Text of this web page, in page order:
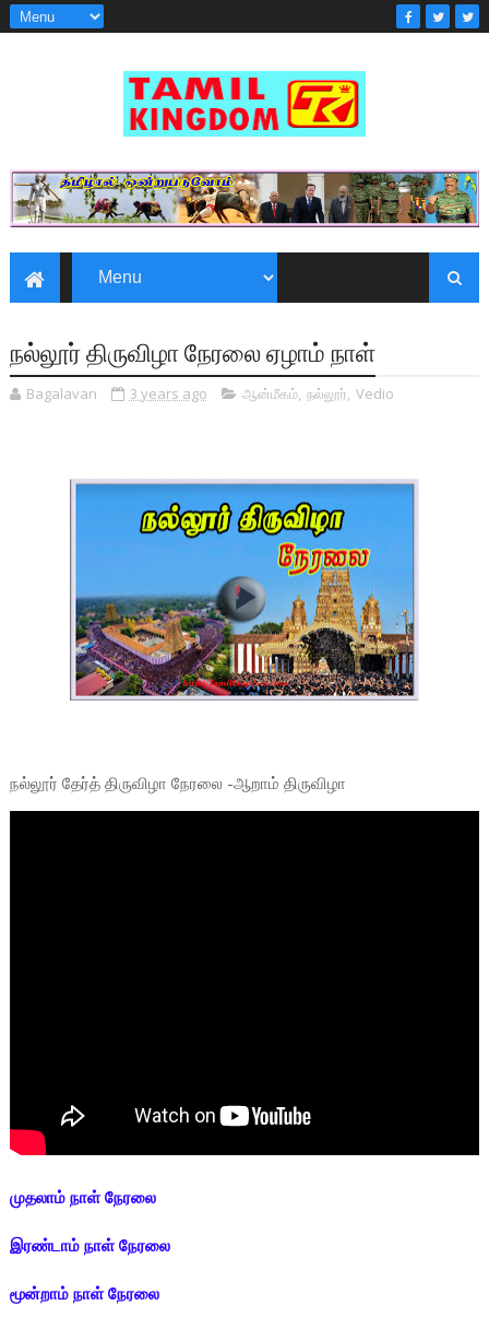
நல்லூர் திருவிழா நேரலை ஏழாம் நாள்
Bagalavan 3 years ago ஆன்மீகம், நல்லூர், Vedio
நல்லூர் தேர்த் திருவிழா நேரலை -ஆறாம் திருவிழா
முதலாம் நாள் நேரலை
இரண்டாம் நாள் நேரலை
மூன்றாம் நாள் நேரலை